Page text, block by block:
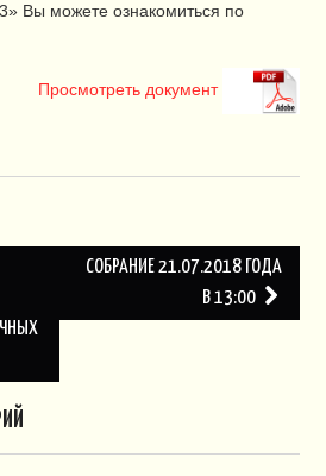
Вы можете ознакомиться по
Просмотреть документ
СОБРАНИЕ 21.07.2018 ГОДА
В 13:00